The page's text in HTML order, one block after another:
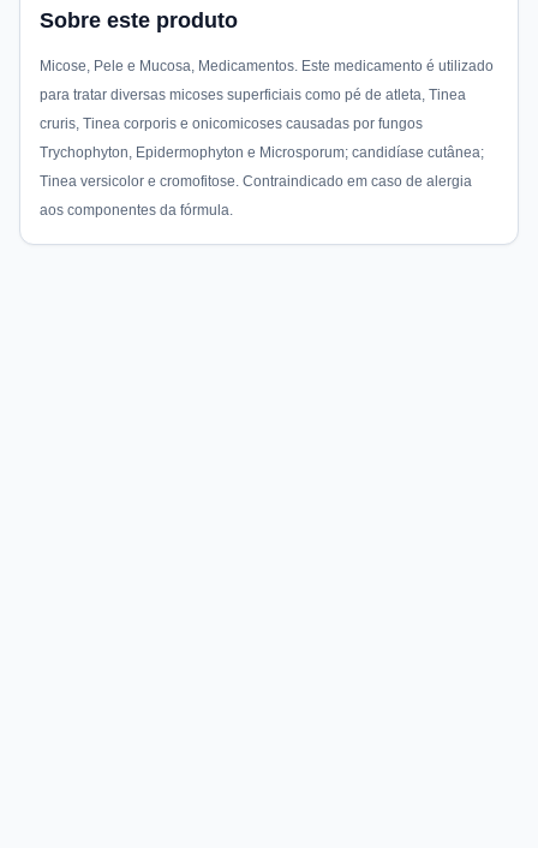
Sobre este produto
Micose, Pele e Mucosa, Medicamentos. Este medicamento é utilizado
para tratar diversas micoses superficiais como pé de atleta, Tinea
cruris, Tinea corporis e onicomicoses causadas por fungos
Trychophyton, Epidermophyton e Microsporum; candidíase cutânea;
Tinea versicolor e cromofitose. Contraindicado em caso de alergia
aos componentes da fórmula.